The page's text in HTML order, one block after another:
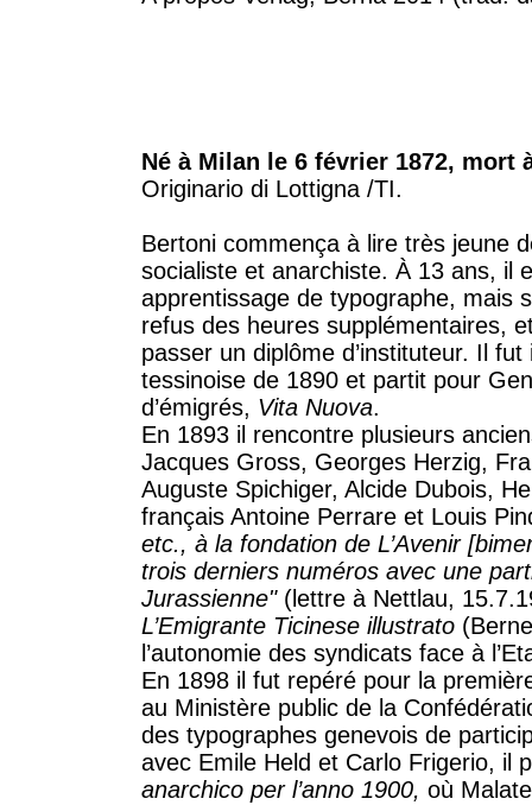
Né à Milan le 6 février 1872, mort
Originario di Lottigna /TI.
Bertoni commença à lire très jeune
socialiste et anarchiste. À 13 ans, il
apprentissage de typographe, mais
refus des heures supplémentaires,
passer un diplôme d’instituteur. Il
tessinoise de 1890 et partit pour
d’émigrés, Vita Nuova.
En 1893 il rencontre plusieurs
Jacques Gross, Georges Herzig,
Auguste Spichiger, Alcide Dubois,
français Antoine Perrare et Louis
etc., à la fondation de L’Avenir
trois derniers numéros avec une
Jurassienne" (lettre à Nettlau,
L’Emigrante Ticinese illustrato
l’autonomie des syndicats face à
En 1898 il fut repéré pour la
au Ministère public de la
des typographes genevois de
avec Emile Held et Carlo Frigerio, il
anarchico per l’anno 1900, où